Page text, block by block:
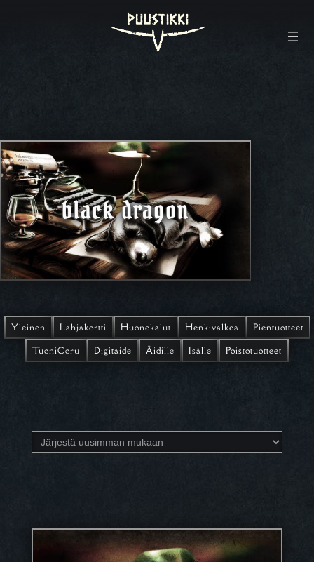
black dragon
Yleinen Lahjakortti Huonekalut Henkivalkea
Pientuotteet
TuoniCoru
Digitaide Äidille Isälle Poistotuotteet